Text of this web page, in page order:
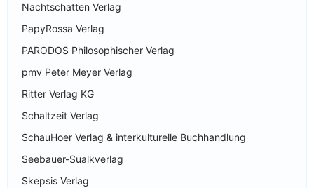
Nachtschatten Verlag
PapyRossa Verlag
PARODOS Philosophischer Verlag
pmv Peter Meyer Verlag
Ritter Verlag KG
Schaltzeit Verlag
SchauHoer Verlag & interkulturelle Buchhandlung
Seebauer-Sualkverlag
Skepsis Verlag